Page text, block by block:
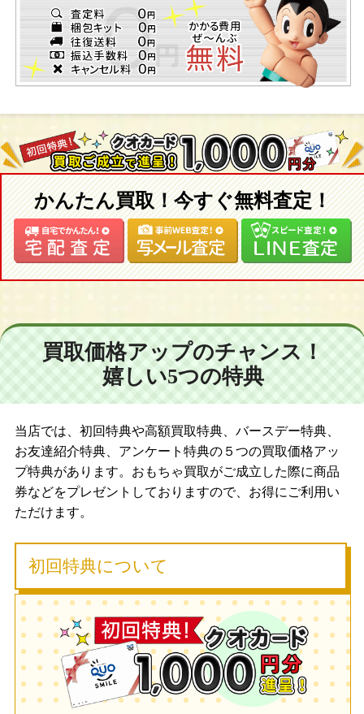
かんたん買取！今すぐ無料査定！
買取価格アップのチャンス！
嬉しい5つの特典
当店では、初回特典や高額買取特典、バースデー特典、
お友達紹介特典、アンケート特典の５つの買取価格アッ
プ特典があります。おもちゃ買取がご成立した際に商品
券などをプレゼントしておりますので、お得にご利用い
ただけます。
初回特典について